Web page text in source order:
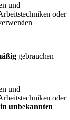
und
oder
gebrauchen
und
oder
in unbekannten